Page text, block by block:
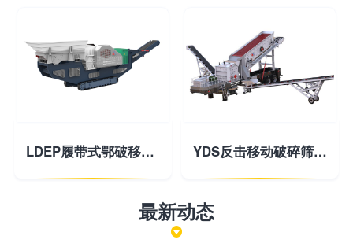
LDEP履带式鄂破移动破碎站 YDS反击移动破碎筛分站
最新动态